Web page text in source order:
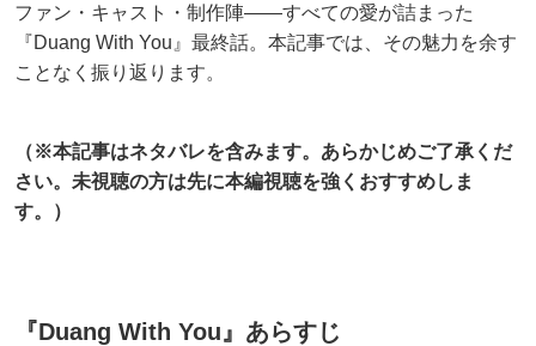
ファン・キャスト・制作陣――すべての愛が詰まった
『Duang With You』最終話。本記事では、その魅力を余す
ことなく振り返ります。
（※本記事はネタバレを含みます。あらかじめご了承くだ
さい。未視聴の方は先に本編視聴を強くおすすめしま
す。）
『Duang With You』あらすじ